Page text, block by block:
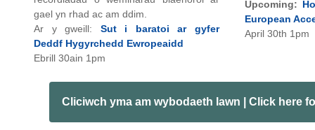
gael yn rhad ac am ddim.
Ar y gweill: Sut i baratoi ar gyfer
Deddf Hygyrchedd Ewropeaidd
Ebrill 30ain 1pm
Upcoming:
European
April 30th 1pm
Cliciwch yma am wybodaeth lawn | Click here